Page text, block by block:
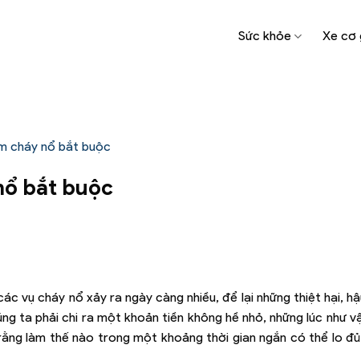
Sức khỏe Xe cơ
cháy nổ bắt buộc
bắt buộc
vụ cháy nổ xảy ra ngày càng nhiều, để lại những thiệt hại,
ta phải chi ra một khoản tiền không hề nhỏ, những lúc như
làm thế nào trong một khoảng thời gian ngắn có thể lo